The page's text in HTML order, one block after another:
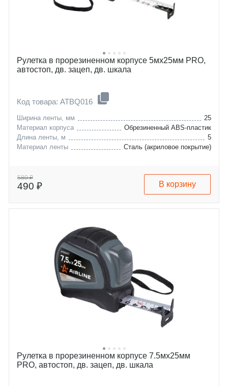
Рулетка в прорезиненном корпусе 5мх25мм PRO,
автостоп, дв. зацеп, дв. шкала
Код товара: ATBQ016
Ширина ленты, мм
25
Материал корпуса
Обрезиненный ABS-пластик
Длина ленты, м
5
Материал ленты
Сталь (акриловое покрытие)
580 ₽
490 ₽ В корзину
Рулетка в прорезиненном корпусе 7.5мх25мм
PRO, автостоп, дв. зацеп, дв. шкала